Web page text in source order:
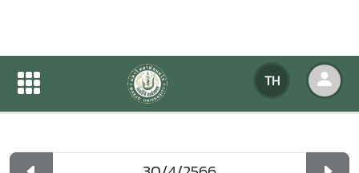
TH
ปฏิทินกิจกรรมของหน่วยงาน
ปฏิทินกิจกรรมของหน่วยงาน